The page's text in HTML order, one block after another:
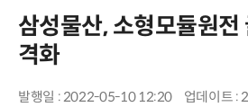
삼성물산, 소형모듈원전
격화
발행일 : 2022-05-10 12:20 업데이트 :